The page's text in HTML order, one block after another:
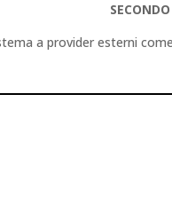
a provider esterni